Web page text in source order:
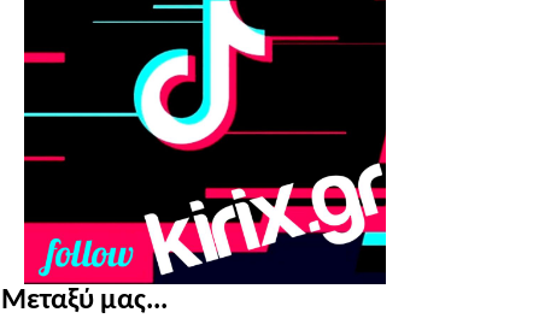
Μεταξύ μας...